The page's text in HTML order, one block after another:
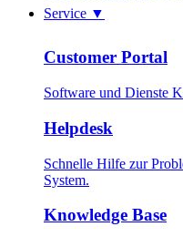
Service ▼
Customer Portal
Software und Dienste
Helpdesk
Schnelle Hilfe zur
System.
Knowledge Base